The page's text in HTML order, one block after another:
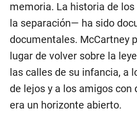
memoria. La historia de
la separación— ha sido
documentales. McCartney
lugar de volver sobre la
las calles de su infancia, a
de lejos y a los amigos
era un horizonte abierto.